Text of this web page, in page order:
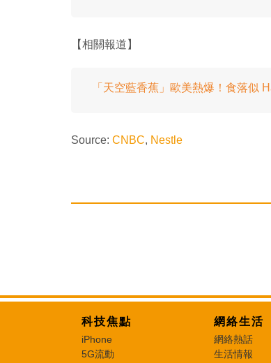
【相關報道】
「天空藍香蕉」歐美熱爆！食落似
Source: CNBC, Nestle
科技焦點
iPhone
5G流動
網絡生活
網絡熱話
生活情報